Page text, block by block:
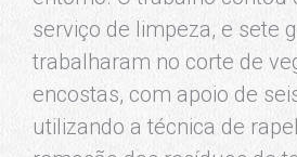
serviço de limpeza, e sete
trabalharam no corte de
encostas, com apoio de
utilizando a técnica de